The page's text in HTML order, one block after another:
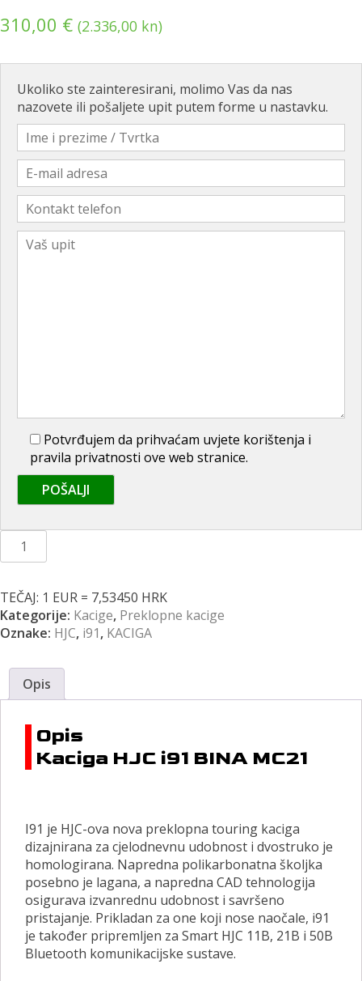
310,00 € (2.336,00 kn)
Ukoliko ste zainteresirani, molimo Vas da nas
nazovete ili pošaljete upit putem forme u nastavku.
Potvrđujem da prihvaćam uvjete korištenja i
pravila privatnosti ove web stranice.
Kaciga
Bina
MC21
količina
TEČAJ: 1 EUR = 7,53450 HRK
Kategorije: Kacige, Preklopne kacige
Oznake: HJC, i91, KACIGA
Opis
Opis
Kaciga HJC i91 BINA MC21
I91 je HJC-ova nova preklopna touring kaciga
dizajnirana za cjelodnevnu udobnost i dvostruko je
homologirana. Napredna polikarbonatna školjka
posebno je lagana, a napredna CAD tehnologija
osigurava izvanrednu udobnost i savršeno
pristajanje. Prikladan za one koji nose naočale, i91
je također pripremljen za Smart HJC 11B, 21B i 50B
Bluetooth komunikacijske sustave.